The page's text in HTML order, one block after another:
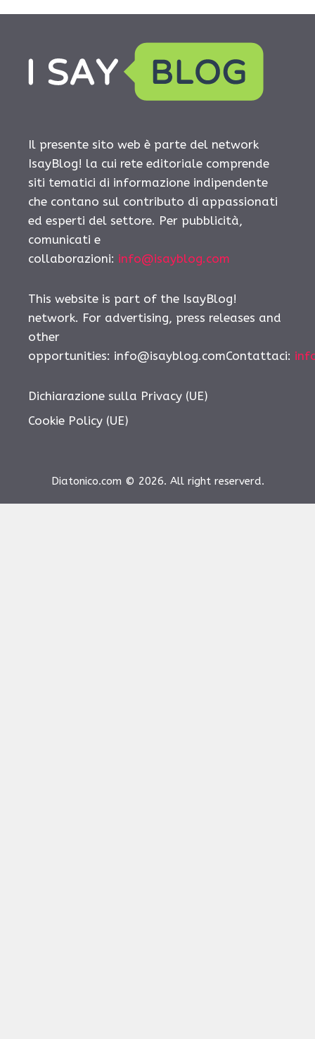
Il presente sito web è parte del network
IsayBlog! la cui rete editoriale comprende
siti tematici di informazione indipendente
che contano sul contributo di appassionati
ed esperti del settore. Per pubblicità,
comunicati e
collaborazioni: info@isayblog.com
This website is part of the IsayBlog!
network. For advertising, press releases and
other
opportunities: info@isayblog.comContattaci:
Dichiarazione sulla Privacy (UE)
Cookie Policy (UE)
Diatonico.com © 2026. All right reserverd.